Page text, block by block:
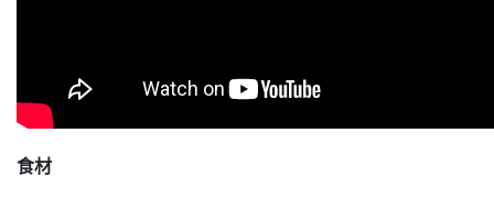
食材